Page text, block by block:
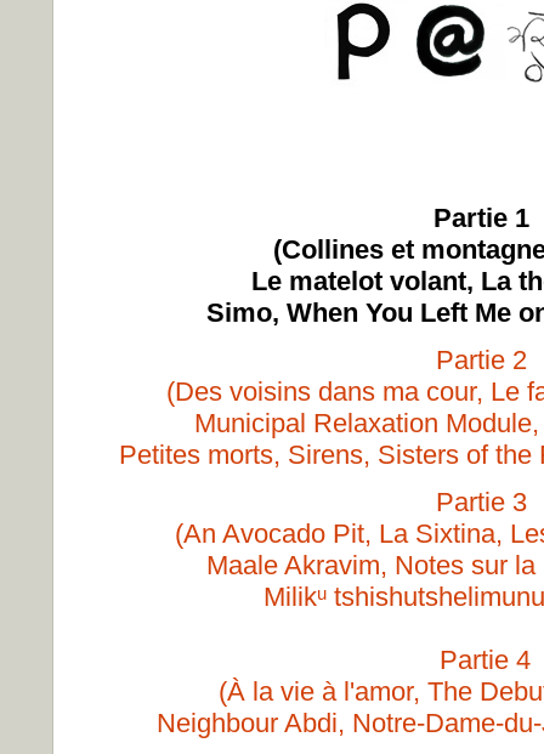
Partie 1
(Collines et
Le matelot volant, La
Simo, When You Left Me
Partie 2
(Des voisins dans ma cour, Le
Municipal Relaxation
Petites morts, Sirens, Sisters of
Partie 3
(An Avocado Pit, La Sixtina,
Maale Akravim, Notes sur
Milikᵘ
Partie 4
(À la vie à l'amor, The
Neighbour Abdi, Notre-Dame-